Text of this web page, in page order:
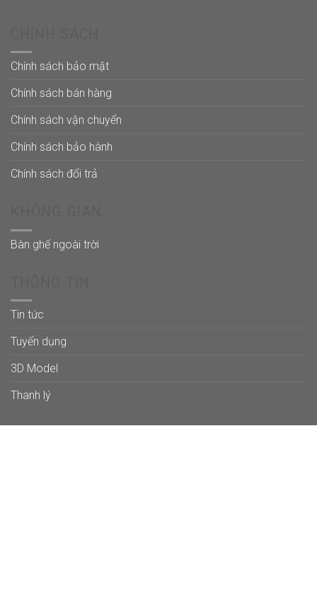
Chính sách bảo mật
Chính sách bán hàng
Chính sách vận chuyển
Chính sách bảo hành
Chính sách đổi trả
Bàn ghế ngoài trời
Tin tức
Tuyển dụng
3D Model
Thanh lý